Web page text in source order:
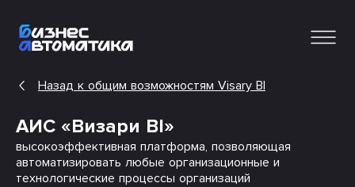
Назад к общим возможностям Visary BI
АИС «Визари BI»
высокоэффективная платформа, позволяющая
автоматизировать любые организационные и
технологические процессы организаций